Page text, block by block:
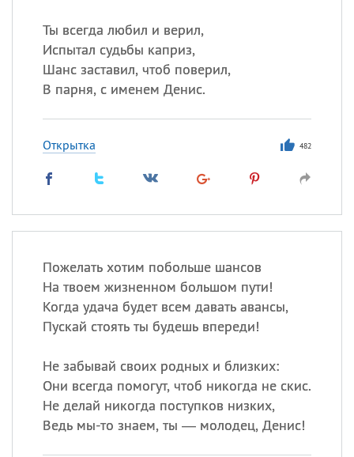
Ты всегда любил и верил,
Испытал судьбы каприз,
Шанс заставил, чтоб поверил,
В парня, с именем Денис.
Открытка 482
Пожелать хотим побольше шансов
На твоем жизненном большом пути!
Когда удача будет всем давать авансы,
Пускай стоять ты будешь впереди!
Не забывай своих родных и близких:
Они всегда помогут, чтоб никогда не скис.
Не делай никогда поступков низких,
Ведь мы-то знаем, ты — молодец, Денис!